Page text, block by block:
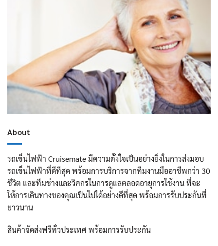
About
รถเข็นไฟฟ้า Cruisemate มีความตั้งใจเป็นอย่างยิ่งในการส่งมอบ
รถเข็นไฟฟ้าที่ดีทีสุด พร้อมการบริการจากทีมงานมืออาชีพกว่า 30
ชีวิต และทีมช่างและวิศกรในการดูแลตลอดอายุการใช้งาน ที่จะ
ให้การเดินทางของคุณเป็นไปได้อย่างดีที่สุด พร้อมการรับประกันที่
ยาวนาน
สินค้าจัดส่งฟรีทั่วประเทศ พร้อมการรับประกัน